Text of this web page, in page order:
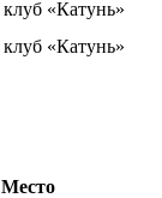
клуб «Катунь»
клуб «Катунь»
Место